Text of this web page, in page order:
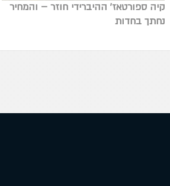
קיה ספורטאז' ההיברידי חוזר – והמחיר
נחתך בחדות